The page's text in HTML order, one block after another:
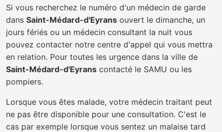
Si vous recherchez le numéro d'un médecin de garde
dans Saint-Médard-d'Eyrans ouvert le dimanche, un
jours fériés ou un médecin consultant la nuit vous
pouvez contacter notre centre d'appel qui vous mettra
en relation. Pour toutes les urgence dans la ville de
Saint-Médard-d'Eyrans contacté le SAMU ou les
pompiers.
Lorsque vous êtes malade, votre médecin traitant peut
ne pas être disponible pour une consultation. C'est le
cas par exemple lorsque vous sentez un malaise tard